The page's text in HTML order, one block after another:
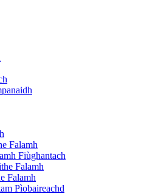
Falamh
Fiùghantach
Falamh
Falamh
Pìobaireachd